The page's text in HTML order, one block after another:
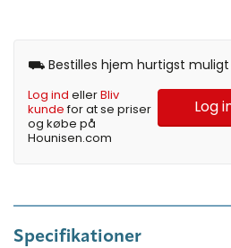
⛟ Bestilles hjem hurtigst muligt
Log ind ellerBliv
kundefor at se priser
og købe på
Hounisen.com
Log
Specifikationer